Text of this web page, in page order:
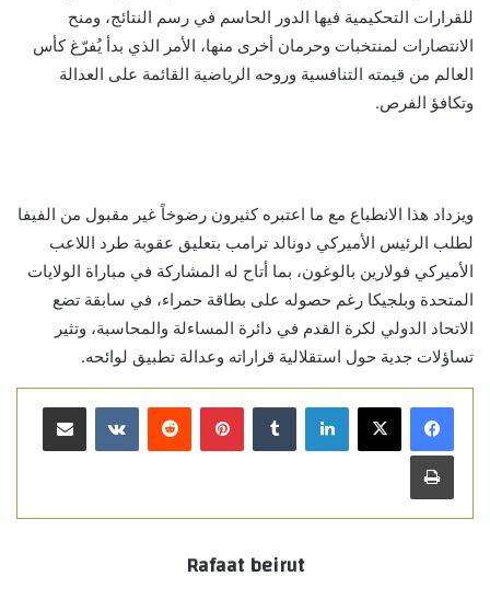
للقرارات التحكيمية فيها الدور الحاسم في رسم النتائج، ومنح
الانتصارات لمنتخبات وحرمان أخرى منها، الأمر الذي بدأ يُفرّغ كأس
العالم من قيمته التنافسية وروحه الرياضية القائمة على العدالة
وتكافؤ الفرص.
ويزداد هذا الانطباع مع ما اعتبره كثيرون رضوخاً غير مقبول من الفيفا
لطلب الرئيس الأميركي دونالد ترامب بتعليق عقوبة طرد اللاعب
الأميركي فولارين بالوغون، بما أتاح له المشاركة في مباراة الولايات
المتحدة وبلجيكا رغم حصوله على بطاقة حمراء، في سابقة تضع
الاتحاد الدولي لكرة القدم في دائرة المساءلة والمحاسبة، وتثير
تساؤلات جدية حول استقلالية قراراته وعدالة تطبيق لوائحه.
لينكدإن بينتيريست مشاركة عبر البريد
طباعة
Rafaat beirut